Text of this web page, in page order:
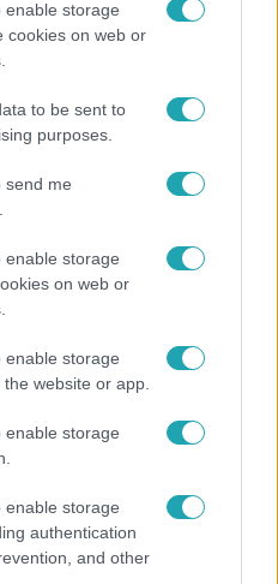
enable storage
cookies on web or
to be sent to
purposes.
send me
enable storage
on web or
enable storage
website or app.
enable storage
enable storage
authentication
and other
sikereket hozhat
is –